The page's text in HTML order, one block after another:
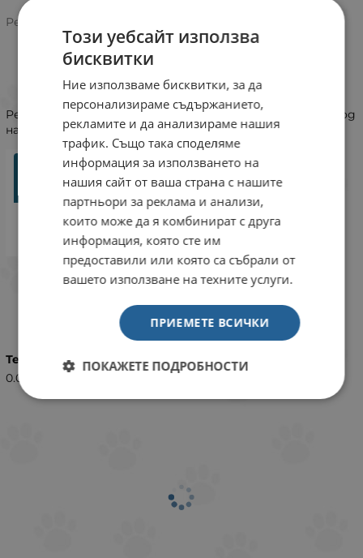
Рейтинг:
ИНФОРМАЦИЯ
Резервен керамичен диск за sera flore CO2 редуктор под
налягане. Включва гумен уплътнител.
ХАРАКТЕРИСТИКИ
Тегло (кг.)
0.01
Този уебсайт използва
бисквитки
Ние използваме бисквитки, за да
персонализираме съдържанието,
рекламите и да анализираме нашия
трафик. Също така споделяме
информация за използването на
нашия сайт от ваша страна с нашите
партньори за реклама и анализи,
които може да я комбинират с друга
информация, която сте им
предоставили или която са събрали от
вашето използване на техните услуги.
ПРИЕМЕТЕ ВСИЧКИ
ПОКАЖЕТЕ ПОДРОБНОСТИ